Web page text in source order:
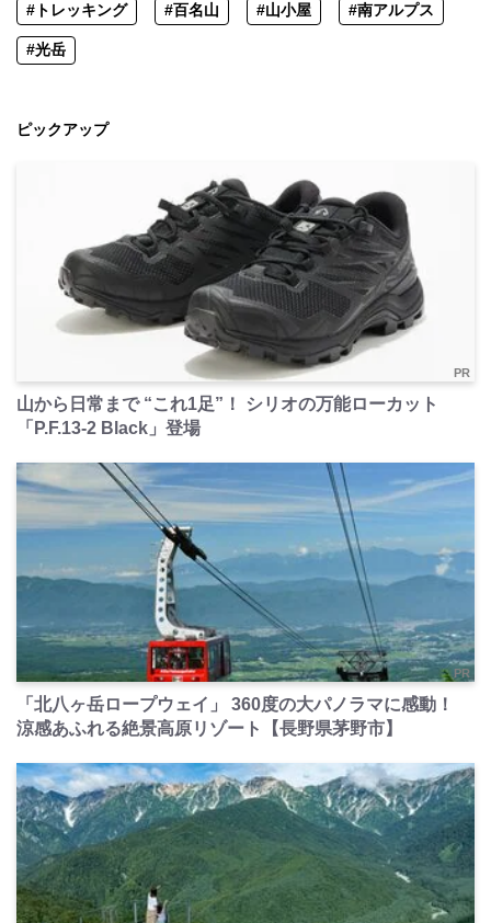
#トレッキング #百名山 #山小屋 #南アルプス
#光岳
ピックアップ
PR
山から日常まで “これ1足”！ シリオの万能ローカット
「P.F.13-2 Black」登場
PR
「北八ヶ岳ロープウェイ」 360度の大パノラマに感動！
涼感あふれる絶景高原リゾート【長野県茅野市】